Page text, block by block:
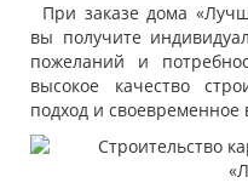
При заказе дома
вы получите
пожеланий и
высокое качество
подход и